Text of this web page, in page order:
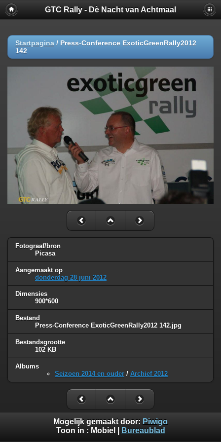
GTC Rally - Dè Nacht van Achtmaal
Startpagina / Press-Conference ExoticGreenRally2012
142
Fotograaf/bron
Picasa
Aangemaakt op
donderdag 28 juni 2012
Dimensies
900*600
Bestand
Press-Conference ExoticGreenRally2012 142.jpg
Bestandsgrootte
102 KB
Albums
Seizoen 2014 en ouder / Archief 2012
Mogelijk gemaakt door: Piwigo
Toon in : Mobiel Bureaublad